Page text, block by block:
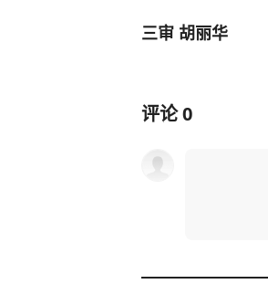
三审 胡丽华
评论0